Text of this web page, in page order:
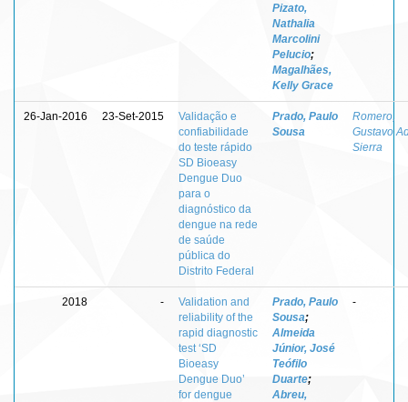
Pizato,
Nathalia
Marcolini
Pelucio;
Magalhães,
Kelly Grace
26-Jan-2016 23-Set-2015
Validação e
confiabilidade
do teste rápido
SD Bioeasy
Dengue Duo
para o
diagnóstico da
dengue na rede
de saúde
pública do
Distrito Federal
Prado, Paulo
Sousa
Romero,
Gustavo
Sierra
2018 -
Validation and
reliability of the
rapid diagnostic
test ‘SD
Bioeasy
Dengue Duo’
for dengue
Prado, Paulo
Sousa;
Almeida
Júnior, José
Teófilo
Duarte;
Abreu,
-